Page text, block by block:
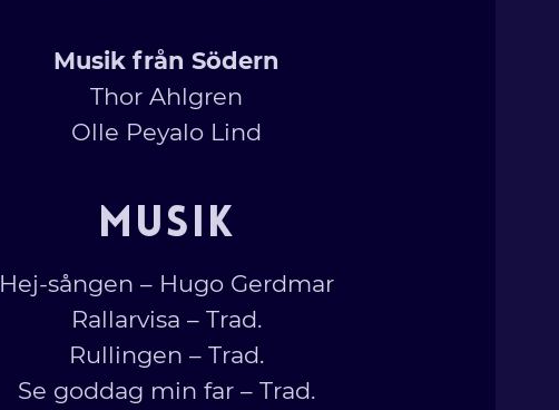
Musik från Södern
Thor Ahlgren
Olle Peyalo Lind
MUSIK
Hej-sången – Hugo Gerdmar
Rallarvisa – Trad.
Rullingen – Trad.
Se goddag min far – Trad.